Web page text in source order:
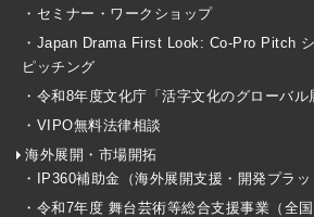
・セミナー・ワークショップ
・Japan Drama First Look: Co-Pro Pitch
ピッチング
・令和8年度文化庁「活字文化のグローバル
・VIPO無料法律相談
海外展開・市場開拓
・IP360補助金（海外展開支援・開発プラッ
・令和7年度 舞台芸術等総合支援事業（全国